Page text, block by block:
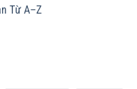
Từ A–Z